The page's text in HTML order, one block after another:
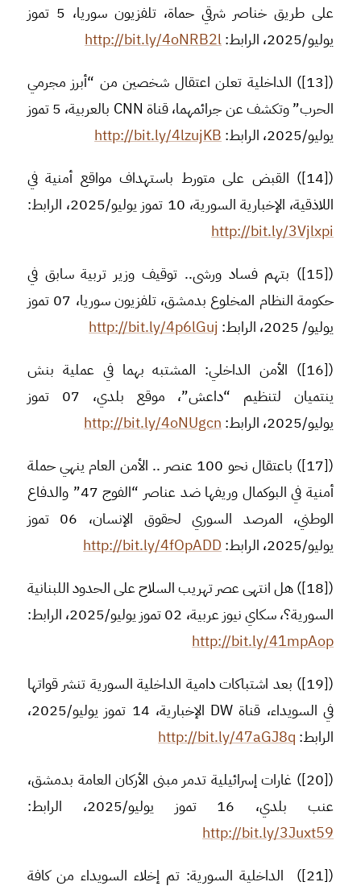
على طريق خناصر شرقي حماة، تلفزيون سوريا، 5 تموز
يوليو/2025، الرابط:
http://bit.ly/4oNRB2l
([13]) الداخلية تعلن اعتقال شخصين من “أبرز مجرمي
الحرب” وتكشف عن جرائمهما، قناة CNN بالعربية، 5 تموز
يوليو/2025، الرابط:
http://bit.ly/4lzujKB
([14]) القبض على متورط باستهداف مواقع أمنية في
اللاذقية، الإخبارية السورية، 10 تموز يوليو/2025، الرابط:
http://bit.ly/3Vjlxpi
([15]) بتهم فساد ورشى.. توقيف وزير تربية سابق في
حكومة النظام المخلوع بدمشق، تلفزيون سوريا، 07 تموز
يوليو/ 2025، الرابط:
http://bit.ly/4p6lGuj
([16]) الأمن الداخلي: المشتبه بهما في عملية بنش
ينتميان لتنظيم “داعش”، موقع بلدي، 07 تموز
يوليو/2025، الرابط:
http://bit.ly/4oNUgcn
([17]) باعتقال نحو 100 عنصر .. الأمن العام ينهي حملة
أمنية في البوكمال وريفها ضد عناصر “الفوج 47” والدفاع
الوطني، المرصد السوري لحقوق الإنسان، 06 تموز
يوليو/2025، الرابط:
http://bit.ly/4fOpADD
([18]) هل انتهى عصر تهريب السلاح على الحدود اللبنانية
السورية؟، سكاي نيوز عربية، 02 تموز يوليو/2025، الرابط:
http://bit.ly/41mpAop
([19]) بعد اشتباكات دامية الداخلية السورية تنشر قواتها
في السويداء، قناة DW الإخبارية، 14 تموز يوليو/2025،
الرابط: http://bit.ly/47aGJ8q
([20]) غارات إسرائيلية تدمر مبنى الأركان العامة بدمشق،
عنب بلدي، 16 تموز يوليو/2025، الرابط:
http://bit.ly/3Juxt59
([21]) الداخلية السورية: تم إخلاء السويداء من كافة